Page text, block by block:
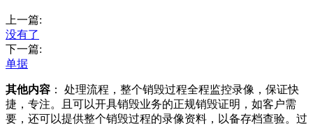
上一篇:
没有了
下一篇:
单据
其他内容 ： 处理流程，整个销毁过程全程监控录像，保证快
捷，专注。且可以开具销毁业务的正规销毁证明，如客户需
要，还可以提供整个销毁过程的录像资料，以备存档查验。过